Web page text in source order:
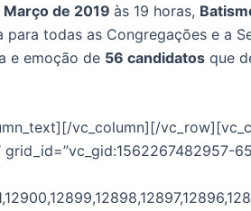
de 2019 às 19 horas,
para todas as Congregações e a
e emoção de 56 candidatos que
vc_column][/
grid_id=”vc_gid:1562267482957-